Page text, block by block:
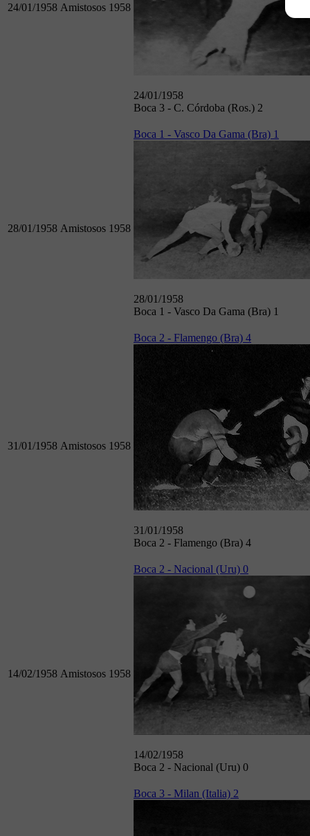
24/01/1958 Amistosos 1958
24/01/1958
Boca 3 - C. Córdoba (Ros.) 2
28/01/1958 Amistosos 1958
Boca 1 - Vasco Da Gama (Bra) 1
28/01/1958
Boca 1 - Vasco Da Gama (Bra) 1
31/01/1958 Amistosos 1958
Boca 2 - Flamengo (Bra) 4
31/01/1958
Boca 2 - Flamengo (Bra) 4
14/02/1958 Amistosos 1958
Boca 2 - Nacional (Uru) 0
14/02/1958
Boca 2 - Nacional (Uru) 0
Boca 3 - Milan (Italia) 2